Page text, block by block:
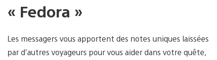
« Fedora »
Les messagers vous apportent des notes uniques laissées
par d’autres voyageurs pour vous aider dans votre quête,